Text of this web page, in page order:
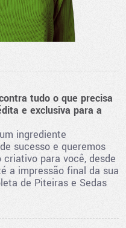
tudo o que precisa
e exclusiva para a
ingrediente
sucesso e queremos
para você, desde
a impressão final da sua
de Piteiras e Sedas